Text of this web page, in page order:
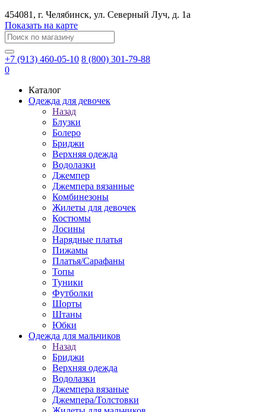
454081 , г. Челябинск, ул. ​Северный Луч, д. 1а
Показать на карте
+7 (913) 460-05-10 8 (800) 301-79-88
0
Каталог
Одежда для девочек
Назад
Блузки
Болеро
Бриджи
Верхняя одежда
Водолазки
Джемпер
Джемпера вязанные
Комбинезоны
Жилеты для девочек
Костюмы
Лосины
Нарядные платья
Пижамы
Платья/Сарафаны
Топы
Туники
Футболки
Шорты
Штаны
Юбки
Одежда для мальчиков
Назад
Бриджи
Верхняя одежда
Водолазки
Джемпера вязаные
Джемпера/Толстовки